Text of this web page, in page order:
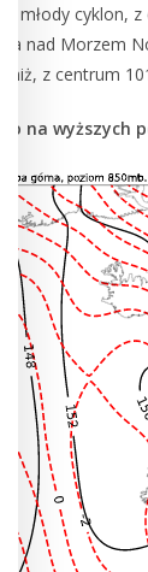
młody
nad Morzem
niż, z centrum
na wyższych